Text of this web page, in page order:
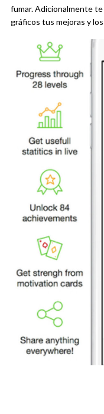
fumar. Adicionalmente
gráficos tus mejoras y